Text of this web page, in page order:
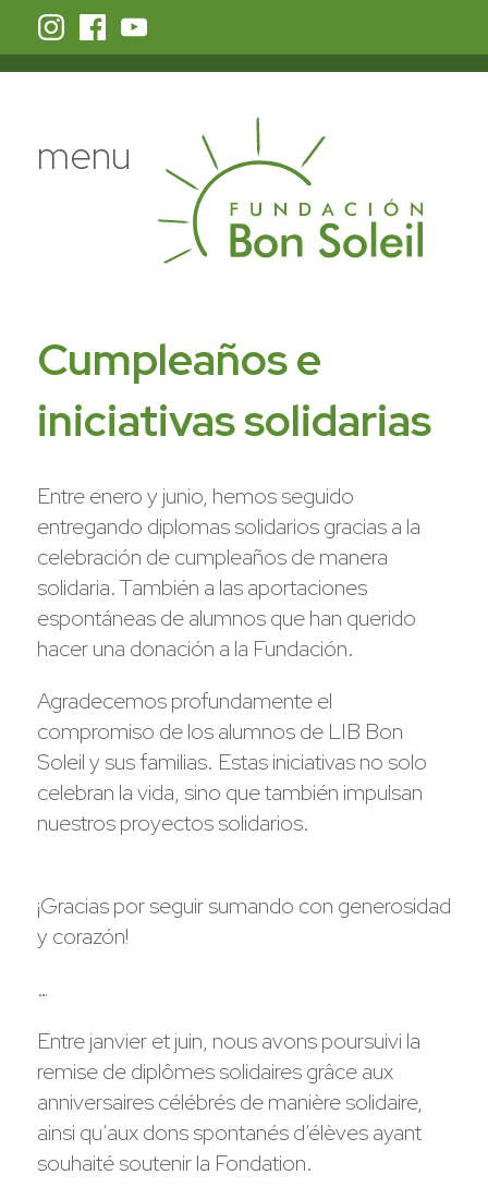
menu
Cumpleaños e
iniciativas solidarias
Entre enero y junio, hemos seguido
entregando diplomas solidarios gracias a la
celebración de cumpleaños de manera
solidaria. También a las aportaciones
espontáneas de alumnos que han querido
hacer una donación a la Fundación.
Agradecemos profundamente el
compromiso de los alumnos de LIB Bon
Soleil y sus familias. Estas iniciativas no solo
celebran la vida, sino que también impulsan
nuestros proyectos solidarios.
¡Gracias por seguir sumando con generosidad
y corazón!
…
Entre janvier et juin, nous avons poursuivi la
remise de diplômes solidaires grâce aux
anniversaires célébrés de manière solidaire,
ainsi qu’aux dons spontanés d’élèves ayant
souhaité soutenir la Fondation.